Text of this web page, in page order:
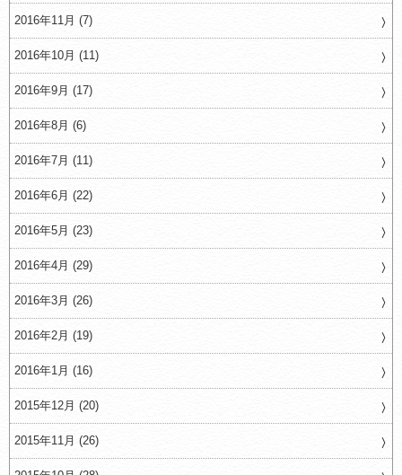
2016年11月 (7)
2016年10月 (11)
2016年9月 (17)
2016年8月 (6)
2016年7月 (11)
2016年6月 (22)
2016年5月 (23)
2016年4月 (29)
2016年3月 (26)
2016年2月 (19)
2016年1月 (16)
2015年12月 (20)
2015年11月 (26)